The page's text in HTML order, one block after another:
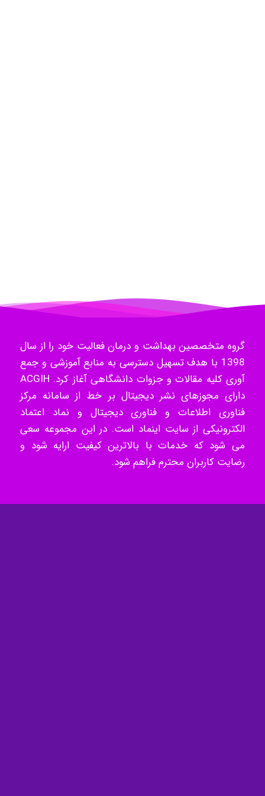
گروه متخصصین بهداشت و درمان فعالیت خود را از سال
1398 با هدف تسهیل دسترسی به منابع آموزشی و جمع
آوری کلیه مقالات و جزوات دانشگاهی آغاز کرد. ACGIH
دارای مجوزهای نشر دیجیتال بر خط از سامانه مرکز
فناوری اطلاعات و فناوری دیجیتال و نماد اعتماد
الکترونیکی از سایت اینماد است. در این مجموعه سعی
می شود که خدمات با بالاترین کیفیت ارایه شود و
رضایت کاربران محترم فراهم شود.